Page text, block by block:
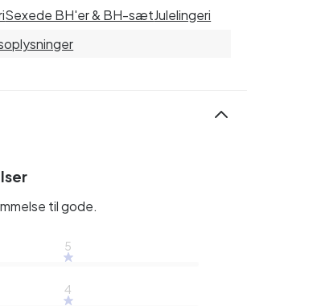
Sexede BH'er & BH-sætJulelingeri
til gode.
5
4